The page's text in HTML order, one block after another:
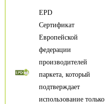
EPD
Сертификат
Европейской
федерации
производителей
паркета, который
подтверждает
использование только